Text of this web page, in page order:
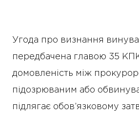
Угода про визнання
передбачена главою 35
домовленість між
підозрюваним або
підлягає обов’язковому